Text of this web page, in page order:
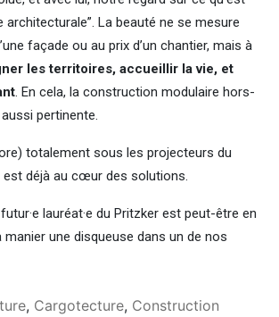
architecturale”. La beauté ne se mesure
façade ou au prix d’un chantier, mais à
les territoires, accueillir la vie, et
. En cela, la construction modulaire hors-
pertinente.
totalement sous les projecteurs du
est déjà au cœur des solutions.
lauréat·e du Pritzker est peut-être en
manier une disqueuse dans un de nos
, Cargotecture, Construction